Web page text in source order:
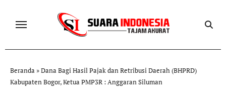
Beranda »Dana Bagi Hasil Pajak dan Retribusi Daerah (BHPRD)
Kabupaten Bogor, Ketua PMP3R : Anggaran Siluman